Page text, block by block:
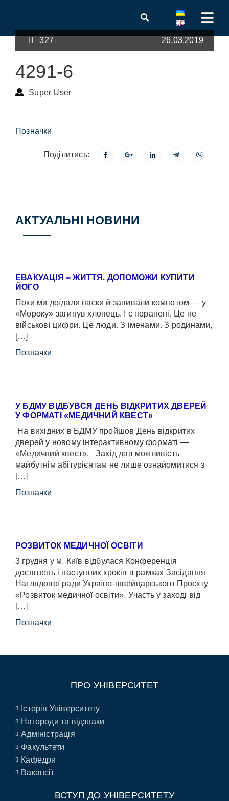
327 26.03.2019
4291-6
Super User
Позначки
Поділитись:
АКТУАЛЬНІ НОВИНИ
ЕВАКУАЦІЯ = ЖИТТЯ. ДОПОМОЖИ КУПИТИ
ЙОГО
Поки ми доїдали паски й запивали компотом — у
«Мороку» загинув хлопець. І є поранені. Це не
військові цифри. Це люди. З іменами. З родинами,
[…]
Позначки
У БДМУ ВІДБУВСЯ ДЕНЬ ВІДКРИТИХ ДВЕРЕЙ
У ФОРМАТІ «МЕДИЧНИЙ КВЕСТ»
На вихідних в БДМУ пройшов День відкритих
дверей у новому інтерактивному форматі —
«Медичний квест». Захід дав можливість
майбутнім абітурієнтам не лише ознайомитися з
[…]
Позначки
РОЗВИТОК МЕДИЧНОЇ ОСВІТИ
3 грудня у м. Київ відбулася Конференція
досягнень і наступних кроків в рамках Засідання
Наглядової ради Україно-швейцарського Проєкту
«Розвиток медичної освіти». Участь у заході від
[…]
Позначки
ПРО УНІВЕРСИТЕТ
Історія Університету
Нагороди та відзнаки
Адміністрація
Факультети
Кафедри
Вакансії
ВСТУП ДО УНІВЕРСИТЕТУ